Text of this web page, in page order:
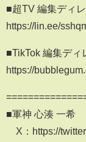
■超TV 編集ディ
https://lin.ee/
■TikTok 編集ディ
https://
■軍神 心湊 一希
X：https://